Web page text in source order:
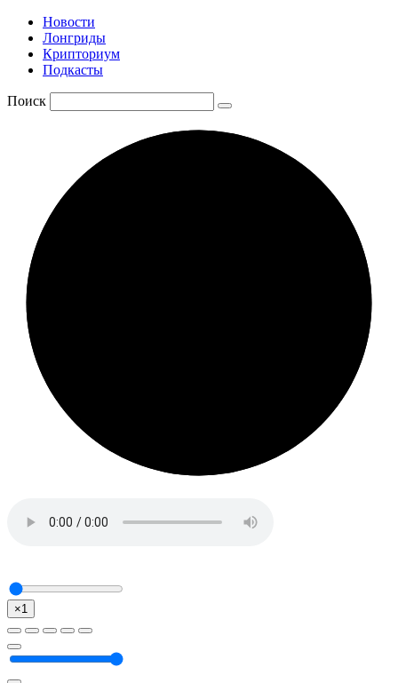
Новости
Лонгриды
Крипториум
Подкасты
Поиск
×1